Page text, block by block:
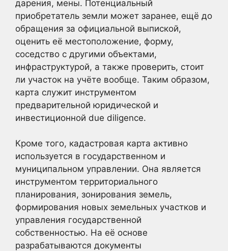
дарения, мены. Потенциальный
приобретатель земли может заранее, ещё до
обращения за официальной выпиской,
оценить её местоположение, форму,
соседство с другими объектами,
инфраструктурой, а также проверить, стоит
ли участок на учёте вообще. Таким образом,
карта служит инструментом
предварительной юридической и
инвестиционной due diligence.
Кроме того, кадастровая карта активно
используется в государственном и
муниципальном управлении. Она является
инструментом территориального
планирования, зонирования земель,
формирования новых земельных участков и
управления государственной
собственностью. На её основе
разрабатываются документы